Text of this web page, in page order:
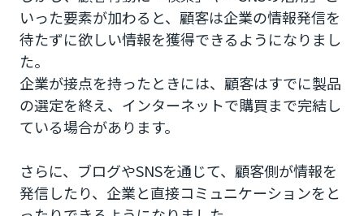
いった要素が加わると、顧客は企業の情報発信を
待たずに欲しい情報を獲得できるようになりまし
た。
企業が接点を持ったときには、顧客はすでに製品
の選定を終え、インターネットで購買まで完結し
ている場合があります。
さらに、ブログやSNSを通じて、顧客側が情報を
発信したり、企業と直接コミュニケーションをと